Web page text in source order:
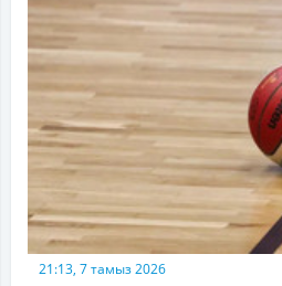
21:13, 7 тамыз 2026